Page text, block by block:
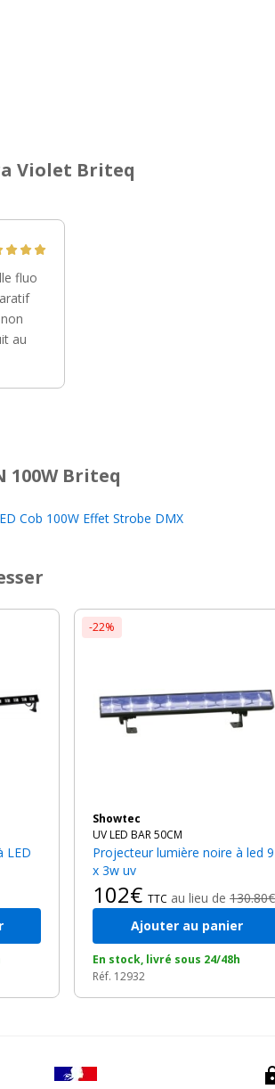
Violet Briteq
fluo
au
100W Briteq
Cob 100W Effet Strobe DMX
-22%
Showtec
UV LED BAR 50CM
Projecteur lumière noire à led 9
x 3w uv
102€ TTC au lieu de 130.80€
Ajouter au panier
En stock, livré sous 24/48h
Réf. 12932